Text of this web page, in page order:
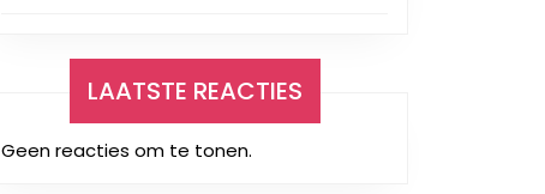
LAATSTE REACTIES
Geen reacties om te tonen.